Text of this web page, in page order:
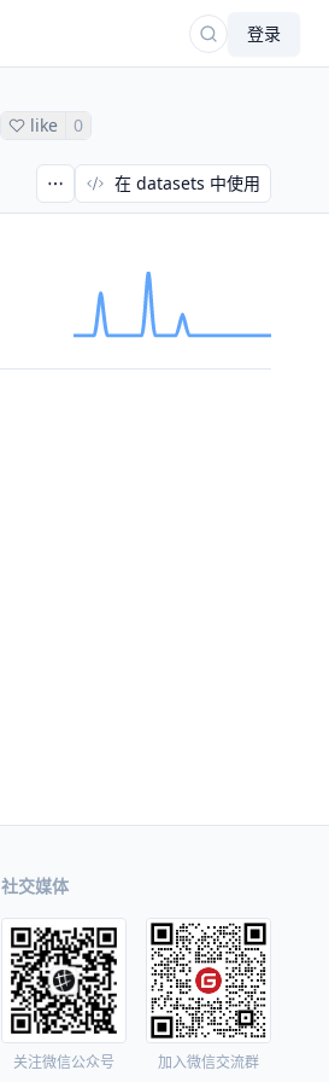
登录
like 0
在 datasets 中使用
社交媒体
关注微信公众号 加入微信交流群